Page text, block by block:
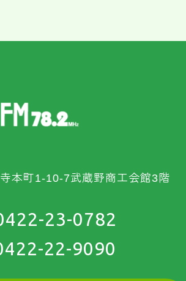
本町1-10-7武蔵野商工会館3階
23-0782
22-9090